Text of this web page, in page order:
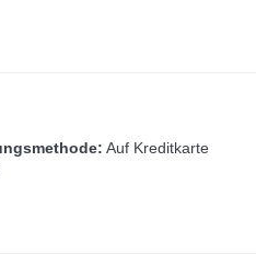
Auf Kreditkarte